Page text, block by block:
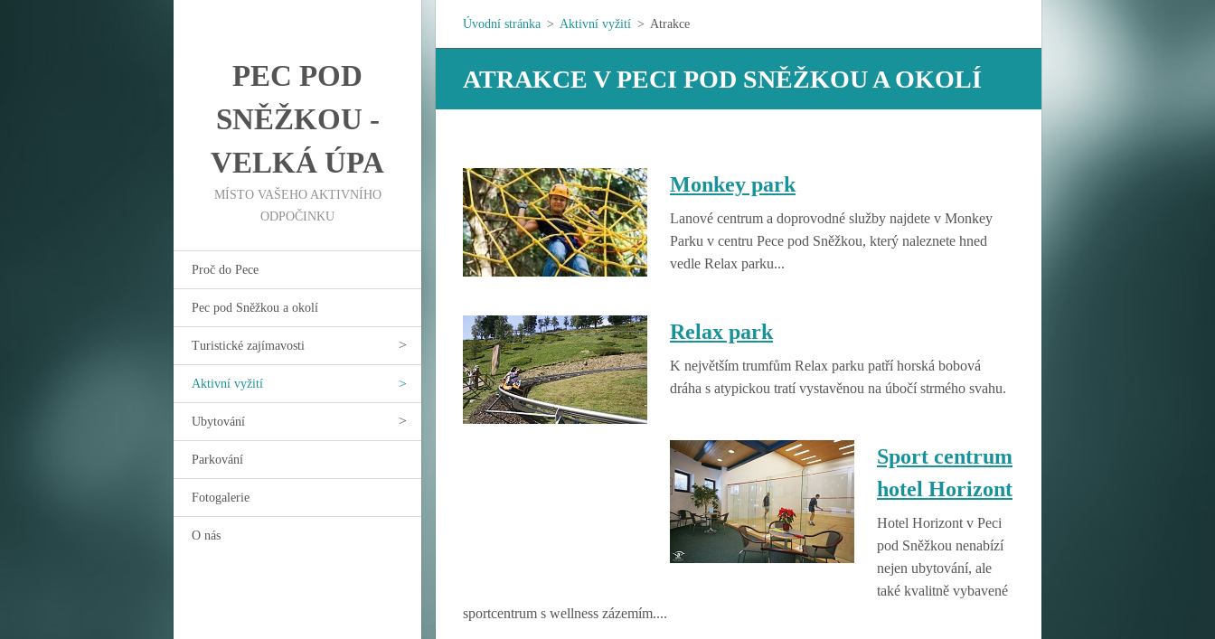
PEC POD
SNĚŽKOU -
VELKÁ ÚPA
MÍSTO VAŠEHO AKTIVNÍHO
ODPOČINKU
Proč do Pece
Pec pod Sněžkou a okolí
Turistické zajímavosti
Aktivní vyžití
Ubytování
Parkování
Fotogalerie
O nás
Úvodní stránka > Aktivní vyžití > Atrakce
ATRAKCE V PECI POD SNĚŽKOU A OKOLÍ
Monkey park
Lanové centrum a doprovodné služby najdete v Monkey
Parku v centru Pece pod Sněžkou, který naleznete hned
vedle Relax parku...
Relax park
K největším trumfům Relax parku patří horská bobová
dráha s atypickou tratí vystavěnou na úbočí strmého svahu.
Sport centrum
hotel Horizont
Hotel Horizont v Peci
pod Sněžkou nenabízí
nejen ubytování, ale
také kvalitně vybavené
sportcentrum s wellness zázemím....